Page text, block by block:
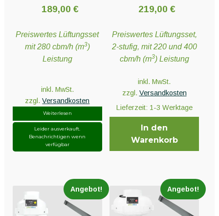
Preis
207,80 €
189,00€Aktueller
ist:
189,00 €.
Preiswertes Lüftungsset
mit 280 cbm/h (m3)
Leistung
inkl. MwSt.
zzgl.Versandkosten
Weiterlesen
Leider ausverkauft.
Benachrichtigen wenn
verfügbar
Preis
243,30 €
219,00€Aktueller
ist:
219,00 €.
Preiswertes Lüftungsset,
2-stufig, mit 220 und 400
cbm/h (m3) Leistung
inkl. MwSt.
zzgl. Versandkosten
Lieferzeit: 1-3 Werktage
In den
Warenkorb
Angebot! Angebot!